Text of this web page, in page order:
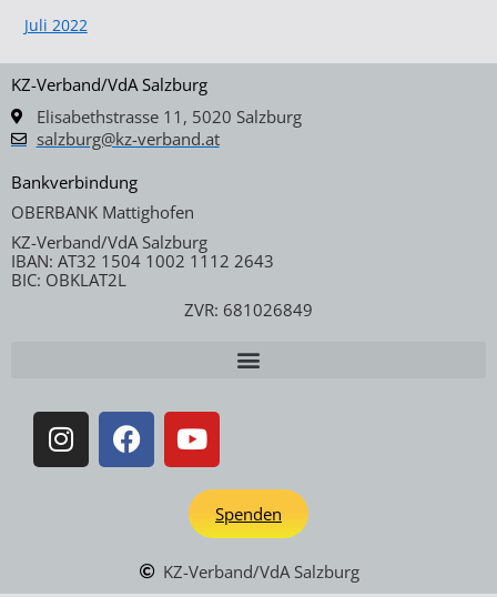
Juli 2022
KZ-Verband/VdA Salzburg
Elisabethstrasse 11, 5020 Salzburg
salzburg@kz-verband.at
Bankverbindung
OBERBANK Mattighofen
KZ-Verband/VdA Salzburg
IBAN: AT32 1504 1002 1112 2643
BIC: OBKLAT2L
ZVR: 681026849
Spenden
KZ-Verband/VdA Salzburg